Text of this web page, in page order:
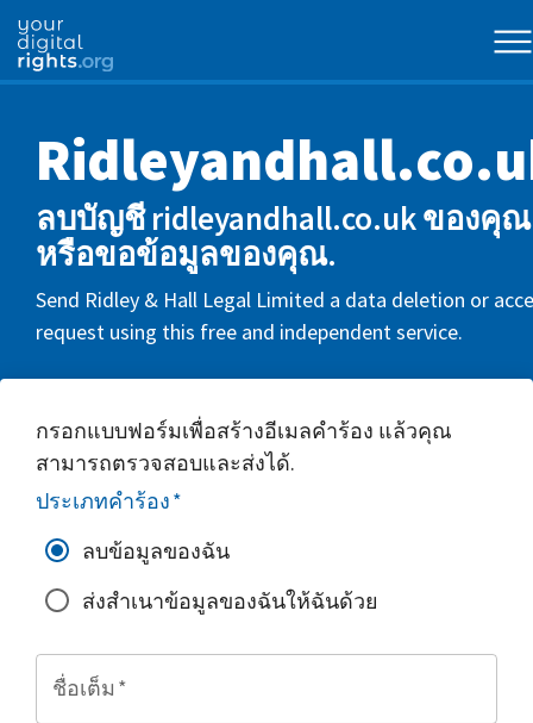
ลบบัญชี ridleyandhall.co.uk ของคุณ
หรือขอข้อมูลของคุณ.
Send Ridley & Hall Legal Limited a data deletion or
request using this free and independent service.
กรอกแบบฟอร์มเพื่อสร้างอีเมลคำร้อง แล้วคุณ
สามารถตรวจสอบและส่งได้.
ประเภทคำร้อง*
ลบข้อมูลของฉัน
ส่งสำเนาข้อมูลของฉันให้ฉันด้วย
ชื่อเต็ม *